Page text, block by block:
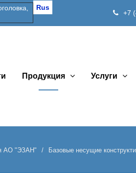
Rus
+7
Продукция Услуги
АО "ЭЗАН" Базовые несущие